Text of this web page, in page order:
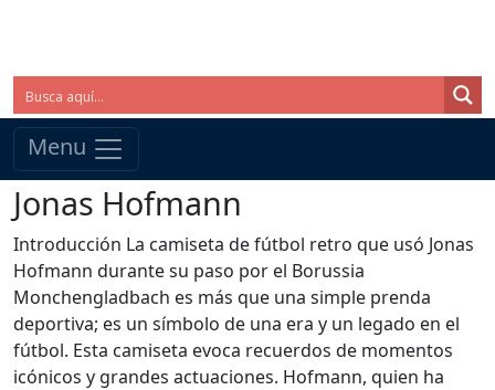
Menu
Jonas Hofmann
Introducción La camiseta de fútbol retro que usó Jonas
Hofmann durante su paso por el Borussia
Monchengladbach es más que una simple prenda
deportiva; es un símbolo de una era y un legado en el
fútbol. Esta camiseta evoca recuerdos de momentos
icónicos y grandes actuaciones. Hofmann, quien ha